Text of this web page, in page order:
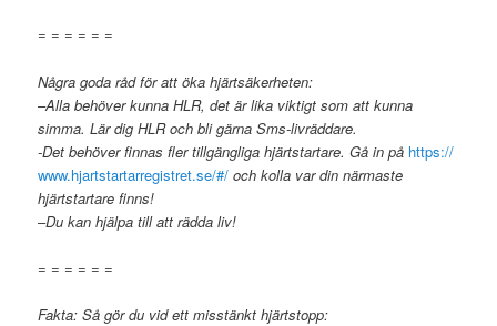
= = = = = =
Några goda råd för att öka hjärtsäkerheten:
–Alla behöver kunna HLR, det är lika viktigt som att kunna
simma. Lär dig HLR och bli gärna Sms-livräddare.
-Det behöver finnas fler tillgängliga hjärtstartare. Gå in på https://
www.hjartstartarregistret.se/#/ och kolla var din närmaste
hjärtstartare finns!
–Du kan hjälpa till att rädda liv!
= = = = = =
Fakta: Så gör du vid ett misstänkt hjärtstopp: